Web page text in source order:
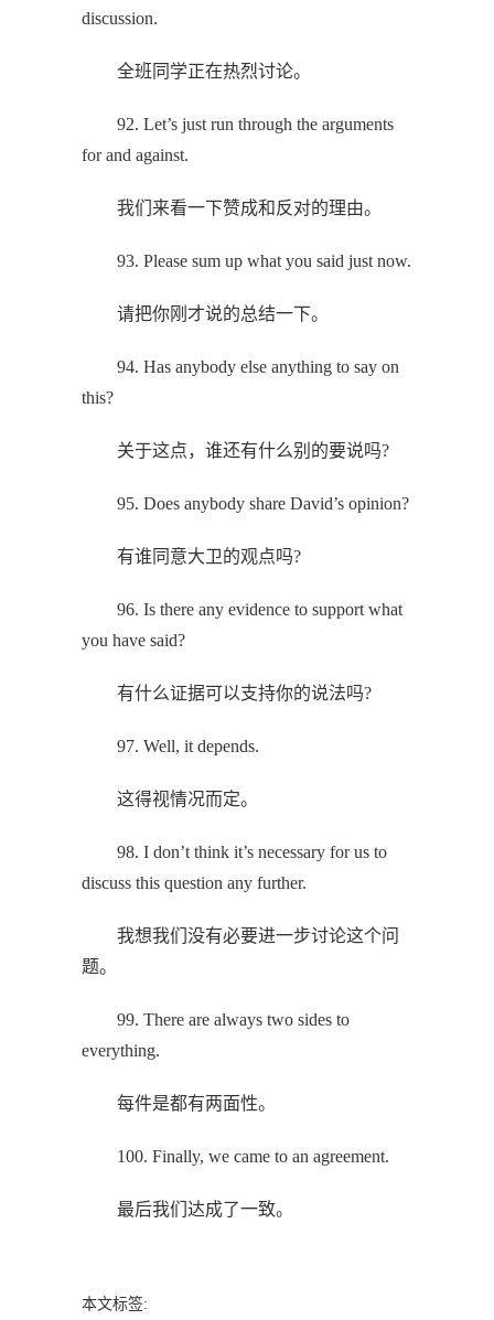
discussion.
全班同学正在热烈讨论。
92. Let’s just run through the arguments
for and against.
我们来看一下赞成和反对的理由。
93. Please sum up what you said just now.
请把你刚才说的总结一下。
94. Has anybody else anything to say on
this?
关于这点，谁还有什么别的要说吗?
95. Does anybody share David’s opinion?
有谁同意大卫的观点吗?
96. Is there any evidence to support what
you have said?
有什么证据可以支持你的说法吗?
97. Well, it depends.
这得视情况而定。
98. I don’t think it’s necessary for us to
discuss this question any further.
我想我们没有必要进一步讨论这个问
题。
99. There are always two sides to
everything.
每件是都有两面性。
100. Finally, we came to an agreement.
最后我们达成了一致。
本文标签: